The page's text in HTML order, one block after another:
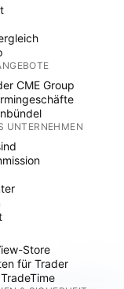
CME Group
UNTERNEHMEN
Store
für Trader